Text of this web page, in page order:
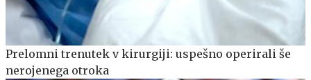
Prelomni trenutek v kirurgiji: uspešno operirali še
nerojenega otroka